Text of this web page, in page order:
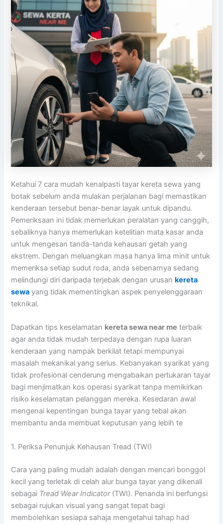
Ketahui 7 cara mudah kenalpasti tayar kereta sewa yang
botak sebelum anda mulakan perjalanan bagi memastikan
kenderaan tersebut benar-benar layak untuk dipandu.
Pemeriksaan ini tidak memerlukan peralatan yang canggih,
sebaliknya hanya memerlukan ketelitian mata kasar anda
untuk mengesan tanda-tanda kehausan getah yang
ekstrem. Dengan meluangkan masa hanya lima minit untuk
memeriksa setiap sudut roda, anda sebenarnya sedang
melindungi diri daripada terjebak dengan urusankereta
sewa yang tidak mementingkan aspek penyelenggaraan
teknikal.
Dapatkan tips keselamatan kereta sewa near me terbaik
agar anda tidak mudah terpedaya dengan rupa luaran
kenderaan yang nampak berkilat tetapi mempunyai
masalah mekanikal yang serius. Kebanyakan syarikat yang
tidak profesional cenderung mengabaikan pertukaran tayar
bagi menjimatkan kos operasi syarikat tanpa memikirkan
risiko keselamatan pelanggan mereka. Kesedaran awal
mengenai kepentingan bunga tayar yang tebal akan
membantu anda membuat keputusan yang lebih te
1. Periksa Penunjuk Kehausan Tread (TWI)
Cara yang paling mudah adalah dengan mencari bonggol
kecil yang terletak di celah alur bunga tayar yang dikenali
sebagai Tread Wear Indicator(TWI). Penanda ini berfungsi
sebagai rujukan visual yang sangat tepat bagi
membolehkan sesiapa sahaja mengetahui tahap had